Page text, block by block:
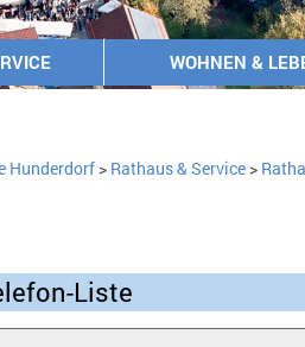
WOHNEN &
Hunderdorf> Rathaus & Service>
Liste